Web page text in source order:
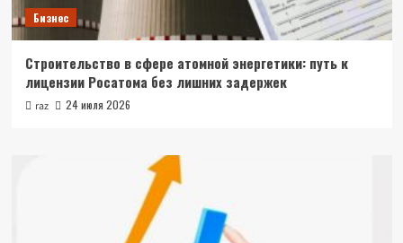
Бизнес
Строительство в сфере атомной энергетики: путь к
лицензии Росатома без лишних задержек
raz 24 июля 2026